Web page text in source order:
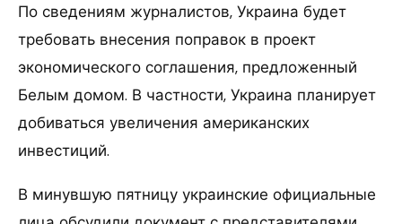
По сведениям журналистов, Украина будет
требовать внесения поправок в проект
экономического соглашения, предложенный
Белым домом. В частности, Украина планирует
добиваться увеличения американских
инвестиций.
В минувшую пятницу украинские официальные